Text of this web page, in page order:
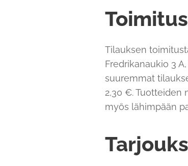
Tilauksen
Fredrikanaukio 3
suuremmat
2,30 €. Tuotteiden
myös lähimpään